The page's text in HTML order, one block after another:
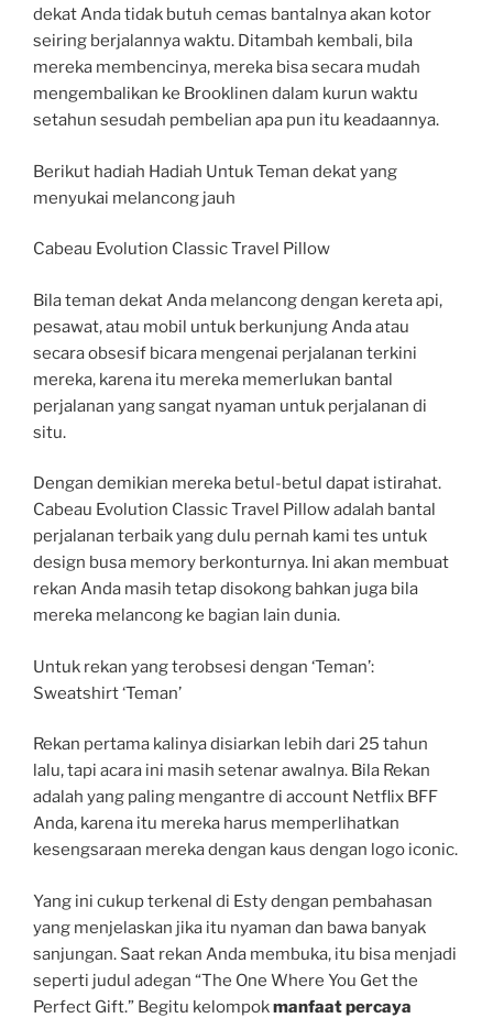
dekat Anda tidak butuh cemas bantalnya akan kotor
seiring berjalannya waktu. Ditambah kembali, bila
mereka membencinya, mereka bisa secara mudah
mengembalikan ke Brooklinen dalam kurun waktu
setahun sesudah pembelian apa pun itu keadaannya.
Berikut hadiah Hadiah Untuk Teman dekat yang
menyukai melancong jauh
Cabeau Evolution Classic Travel Pillow
Bila teman dekat Anda melancong dengan kereta api,
pesawat, atau mobil untuk berkunjung Anda atau
secara obsesif bicara mengenai perjalanan terkini
mereka, karena itu mereka memerlukan bantal
perjalanan yang sangat nyaman untuk perjalanan di
situ.
Dengan demikian mereka betul-betul dapat istirahat.
Cabeau Evolution Classic Travel Pillow adalah bantal
perjalanan terbaik yang dulu pernah kami tes untuk
design busa memory berkonturnya. Ini akan membuat
rekan Anda masih tetap disokong bahkan juga bila
mereka melancong ke bagian lain dunia.
Untuk rekan yang terobsesi dengan ‘Teman’:
Sweatshirt ‘Teman’
Rekan pertama kalinya disiarkan lebih dari 25 tahun
lalu, tapi acara ini masih setenar awalnya. Bila Rekan
adalah yang paling mengantre di account Netflix BFF
Anda, karena itu mereka harus memperlihatkan
kesengsaraan mereka dengan kaus dengan logo iconic.
Yang ini cukup terkenal di Esty dengan pembahasan
yang menjelaskan jika itu nyaman dan bawa banyak
sanjungan. Saat rekan Anda membuka, itu bisa menjadi
seperti judul adegan “The One Where You Get the
Perfect Gift.” Begitu kelompokmanfaat percaya